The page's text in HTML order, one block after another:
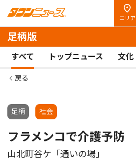
エリア
足柄版
すべて トップニュース 文化
戻る
足柄 社会
フラメンコで介護予防
山北町谷ケ「通いの場」